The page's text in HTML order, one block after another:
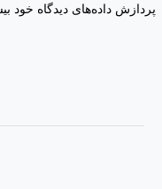
پردازش داده‌های دیدگاه خود